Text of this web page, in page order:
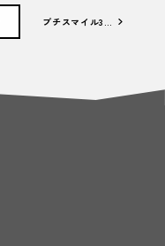
プチスマイル3…